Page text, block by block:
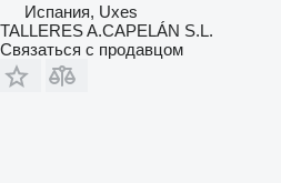
Испания, Uxes
TALLERES A.CAPELÁN S.L.
Связаться с продавцом